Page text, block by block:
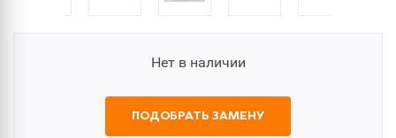
Нет в наличии
ПОДОБРАТЬ ЗАМЕНУ